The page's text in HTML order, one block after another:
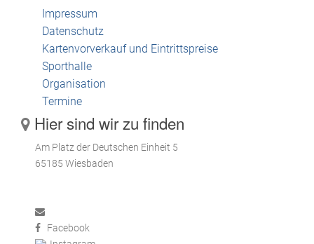
Impressum
Datenschutz
Kartenvorverkauf und Eintrittspreise
Sporthalle
Organisation
Termine
Hier sind wir zu finden
Am Platz der Deutschen Einheit 5
65185 Wiesbaden
Facebook